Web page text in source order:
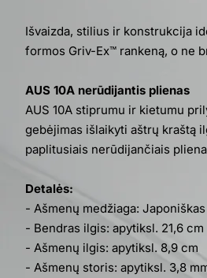
Išvaizda, stilius ir konstrukcija
formos Griv-Ex™ rankeną, o ne
AUS 10A nerūdijantis plienas
AUS 10A stiprumu ir kietumu
gebėjimas išlaikyti aštrų kraštą
paplitusiais nerūdijančiais
Detalės:
- Ašmenų medžiaga:
- Bendras ilgis: apytiksl. 21,6 cm
- Ašmenų ilgis: apytiksl. 8,9 cm
- Ašmenų storis: apytiksl. 3,8